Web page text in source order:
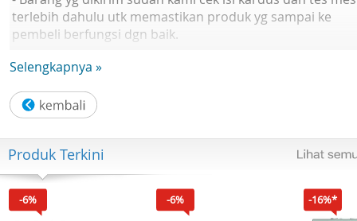
terlebih dahulu utk memastikan produk yg sampai ke
pembeli berfungsi dgn baik.
penggunannya. Apabila ingin bepergian bisa dicolok ke
Fitur Produk :
Menghisap dan memijat (2 mode) dengan lembut tanpa
gangguan, nyaman, dan sehat.
Tahan panas, mudah dibersihkan, dan aman.
Daya rendah.
Vibrasi kecil, suara tidak berisik, dan lancar.
Selengkapnya »
Produk Terkini
-6% -6% -16%*